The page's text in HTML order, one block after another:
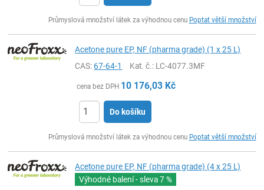
Průmyslová množství látek za výhodnou cenu Poptat větší množství
Acetone pure EP, NF (pharma grade) (1 x 25 L)
CAS:67-64-1 Kat. č.: LC-4077.3MF
cena bez DPH 10 176,03 Kč
Do košíku
Průmyslová množství látek za výhodnou cenu Poptat větší množství
Acetone pure EP, NF (pharma grade) (4 x 25 L)
Výhodné balení - sleva7 %